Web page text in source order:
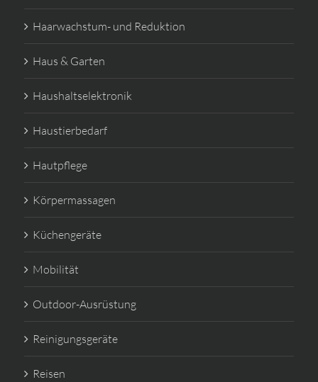
Haarwachstum- und Reduktion
Haus & Garten
Haushaltselektronik
Haustierbedarf
Hautpflege
Körpermassagen
Küchengeräte
Mobilität
Outdoor-Ausrüstung
Reinigungsgeräte
Reisen